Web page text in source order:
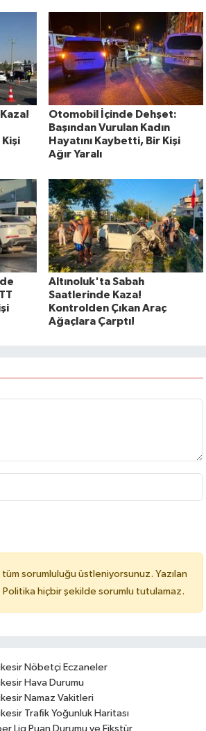
Otomobil İçinde Dehşet:
Başından Vurulan Kadın
Hayatını Kaybetti, Bir Kişi
Ağır Yaralı
Altınoluk'ta Sabah
Saatlerinde Kaza!
Kontrolden Çıkan Araç
Ağaçlara Çarptı!
sorumluluğu üstleniyorsunuz. Yazılan
Politika hiçbir şekilde sorumlu tutulamaz.
Nöbetçi Eczaneler
Hava Durumu
Namaz Vakitleri
Trafik Yoğunluk Haritası
Lig Puan Durumu ve Fikstür